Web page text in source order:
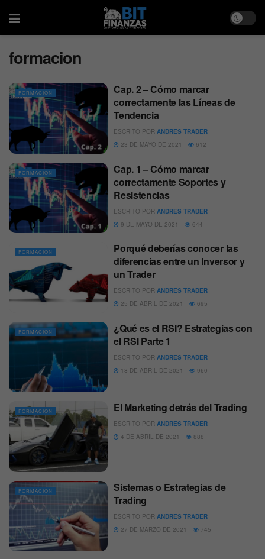
formacion
FORMACION
Cap. 2 – Cómo marcar
correctamente las Líneas de
Tendencia
ESCRITO POR ANDRES TRADER
23 DE MAYO DE 2021
612
FORMACION
Cap. 1 – Cómo marcar
correctamente Soportes y
Resistencias
ESCRITO POR ANDRES TRADER
9 DE MAYO DE 2021
644
FORMACION
Porqué deberías conocer las
diferencias entre un Inversor y
un Trader
ESCRITO POR ANDRES TRADER
25 DE ABRIL DE 2021
695
FORMACION
¿Qué es el RSI? Estrategias con
el RSI Parte 1
ESCRITO POR ANDRES TRADER
18 DE ABRIL DE 2021
960
FORMACION El Marketing detrás del Trading
ESCRITO POR ANDRES TRADER
4 DE ABRIL DE 2021
888
FORMACION
Sistemas o Estrategias de
Trading
ESCRITO POR ANDRES TRADER
27 DE MARZO DE 2021
745